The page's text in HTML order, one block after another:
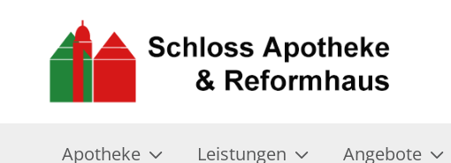
Apotheke Leistungen Angebote